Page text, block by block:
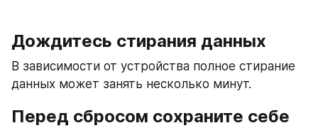
Дождитесь стирания данных
В зависимости от устройства полное стирание
данных может занять несколько минут.
Перед сбросом сохраните себе